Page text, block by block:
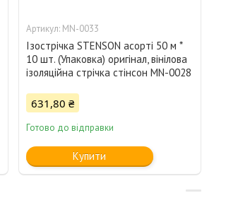
MN-0033
Ізострічка STENSON асорті 50 м *
10 шт. (Упаковка) оригінал, вінілова
ізоляційна стрічка стінсон MN-0028
631,80 ₴
Готово до відправки
Купити